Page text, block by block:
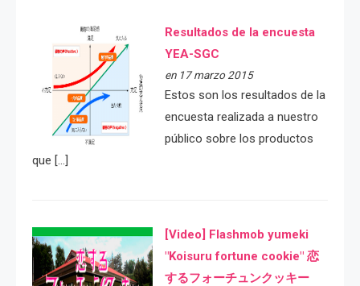
Resultados de la encuesta
YEA-SGC
en 17 marzo 2015
Estos son los resultados de la
encuesta realizada a nuestro
público sobre los productos
que […]
[Video] Flashmob yumeki
"Koisuru fortune cookie" 恋
するフォーチュンクッキー